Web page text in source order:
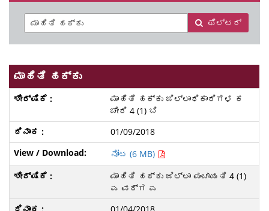
ಫಿಲ್ಟರ್
ಮಾಹಿತಿ ಹಕ್ಕು
ಮಾಹಿತಿ ಹಕ್ಕು ಜಿಲ್ಲಾಧಿಕಾರಿಗಳ ಕ
ಚೇರಿ 4 (1) ಬಿ
01/09/2018
ನೋಟ (6 MB)
ಮಾಹಿತಿ ಹಕ್ಕು ಜಿಲ್ಲಾ ಪಂಚಾಯತಿ 4 (1)
ಎ ವರ್ಗ ಎ